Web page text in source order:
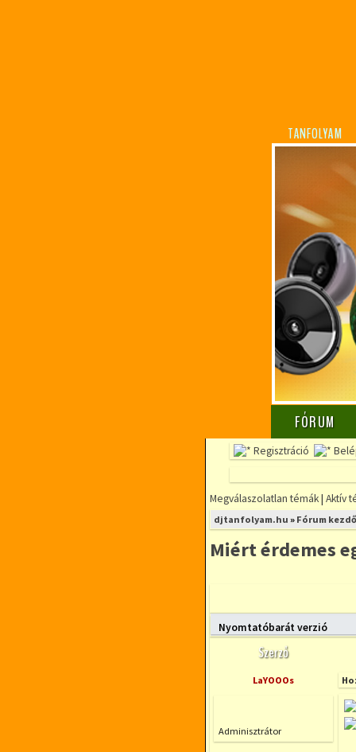
TANFOLYAM
FÓRUM
Regisztráció
Megválaszolatlan témák| Aktív
djtanfolyam.hu » Fórum
Miért érdemes
Lezárt fórum
Nyomtatóbarát verzió
Szerző
LaYOOOs
Adminisztrátor